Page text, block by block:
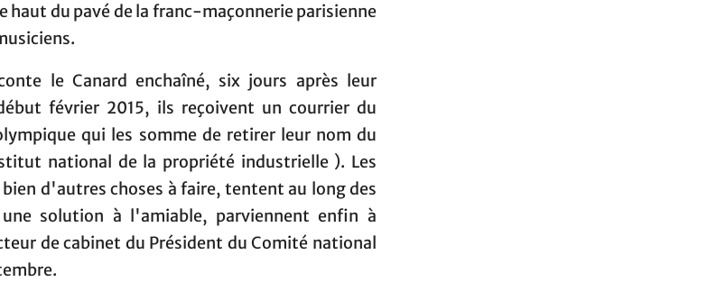
haut du pavé de la franc-maçonnerie parisienne
le Canard enchaîné, six jours après leur
février 2015, ils reçoivent un courrier du
qui les somme de retirer leur nom du
national de la propriété industrielle ). Les
d'autres choses à faire, tentent au long des
solution à l'amiable, parviennent enfin à
de cabinet du Président du Comité national